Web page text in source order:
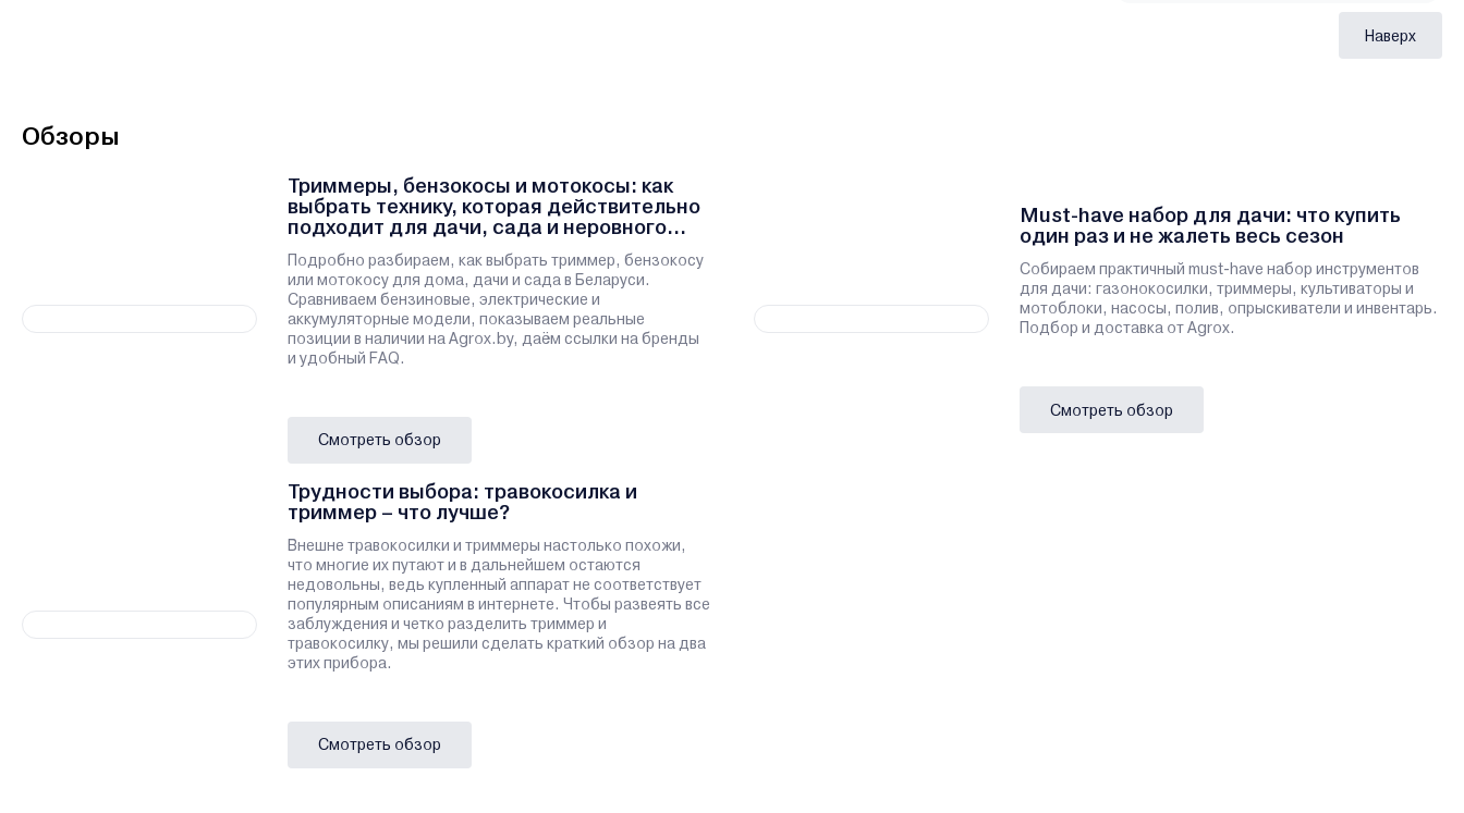
Наверх
Обзоры
Триммеры, бензокосы и мотокосы: как
выбрать технику, которая действительно
подходит для дачи, сада и неровного
участка
Подробно разбираем, как выбрать триммер, бензокосу
или мотокосу для дома, дачи и сада в Беларуси.
Сравниваем бензиновые, электрические и
аккумуляторные модели, показываем реальные
позиции в наличии на Agrox.by, даём ссылки на бренды
и удобный FAQ.
Смотреть обзор
Must-have набор для дачи: что купить
один раз и не жалеть весь сезон
Собираем практичный must-have набор инструментов
для дачи: газонокосилки, триммеры, культиваторы и
мотоблоки, насосы, полив, опрыскиватели и инвентарь.
Подбор и доставка от Agrox.
Смотреть обзор
Трудности выбора: травокосилка и
триммер – что лучше?
Внешне травокосилки и триммеры настолько похожи,
что многие их путают и в дальнейшем остаются
недовольны, ведь купленный аппарат не соответствует
популярным описаниям в интернете. Чтобы развеять все
заблуждения и четко разделить триммер и
травокосилку, мы решили сделать краткий обзор на два
этих прибора.
Смотреть обзор